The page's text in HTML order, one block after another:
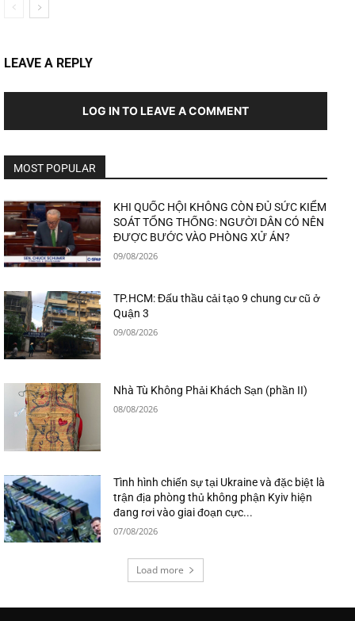
LEAVE A REPLY
LOG IN TO LEAVE A COMMENT
MOST POPULAR
KHI QUỐC HỘI KHÔNG CÒN ĐỦ SỨC KIỂM
SOÁT TỔNG THỐNG: NGƯỜI DÂN CÓ NÊN
ĐƯỢC BƯỚC VÀO PHÒNG XỬ ÁN?
09/08/2026
TP.HCM: Đấu thầu cải tạo 9 chung cư cũ ở
Quận 3
09/08/2026
Nhà Tù Không Phải Khách Sạn (phần II)
08/08/2026
Tình hình chiến sự tại Ukraine và đặc biệt là
trận địa phòng thủ không phận Kyiv hiện
đang rơi vào giai đoạn cực...
07/08/2026
Load more